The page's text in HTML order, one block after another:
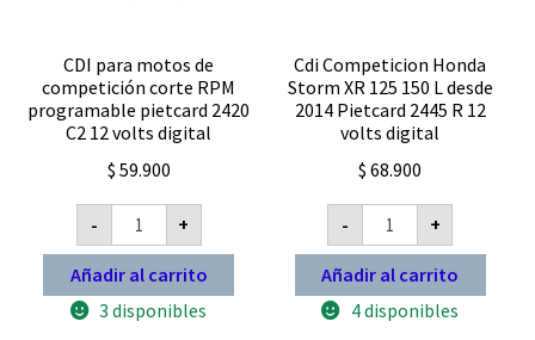
CDI para motos de
competición corte RPM
programable pietcard 2420
C2 12 volts digital
$ 59.900
-
CDI
para
motos
de
competición
corte
RPM
+
Añadir al carrito
3 disponibles
Cdi Competicion Honda
Storm XR 125 150 L desde
2014 Pietcard 2445 R 12
volts digital
$ 68.900
-
Cdi
Competicion
Honda
Storm
XR
125
150
+
Añadir al carrito
4 disponibles